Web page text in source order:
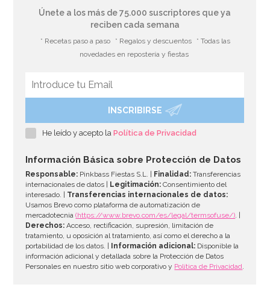
Juego de 20 Servilletas Azul Intenso
AÑADIR
Únete a los más de 75.000 suscriptores que ya
reciben cada semana
* Recetas paso a paso * Regalos y descuentos
* Todas las
novedades en repostería y fiestas
INSCRIBIRSE
He leído y acepto laPolítica de Privacidad
Información Básica sobre Protección de Datos
Responsable: Pinkbass Fiestas S.L. | Finalidad: Transferencias
internacionales de datos |
Legitimación: Consentimiento del
interesado. | Transferencias internacionales de datos:
Usamos Brevo como plataforma de automatización de
mercadotecnia(https://www.brevo.com/es/legal/termsofuse/). |
Derechos: Acceso, rectificación, supresión, limitación de
tratamiento, u oposición al tratamiento, así como el derecho a la
portabilidad de los datos. |
Información adicional: Disponible la
información adicional y detallada sobre la Protección de Datos
Personales en nuestro sitio web corporativo y Política de Privacidad.